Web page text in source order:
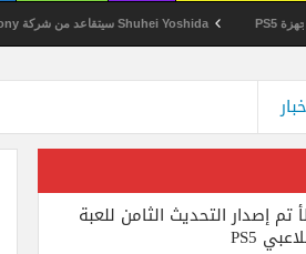
Shuhei Yoshida سيتقاعد من شركة Sony في يناير المقبل
إصدار التحديث الثامن للعبة